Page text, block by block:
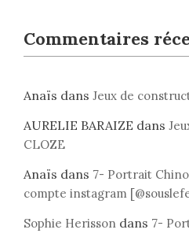
Commentaires
Anaïs dans Jeux de
AURELIE BARAIZE dans
CLOZE
Anaïs dans 7- Portrait
compte instagram
Sophie Herisson dans 7-